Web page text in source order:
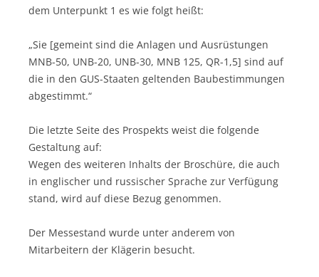
dem Unterpunkt 1 es wie folgt heißt:
„Sie [gemeint sind die Anlagen und Ausrüstungen
MNB-50, UNB-20, UNB-30, MNB 125, QR-1,5] sind auf
die in den GUS-Staaten geltenden Baubestimmungen
abgestimmt.“
Die letzte Seite des Prospekts weist die folgende
Gestaltung auf:
Wegen des weiteren Inhalts der Broschüre, die auch
in englischer und russischer Sprache zur Verfügung
stand, wird auf diese Bezug genommen.
Der Messestand wurde unter anderem von
Mitarbeitern der Klägerin besucht.